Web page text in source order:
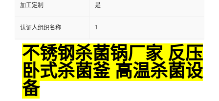
加工定制 是
认证人组织名称 1
不锈钢杀菌锅厂家 反压
卧式杀菌釜 高温杀菌设
备